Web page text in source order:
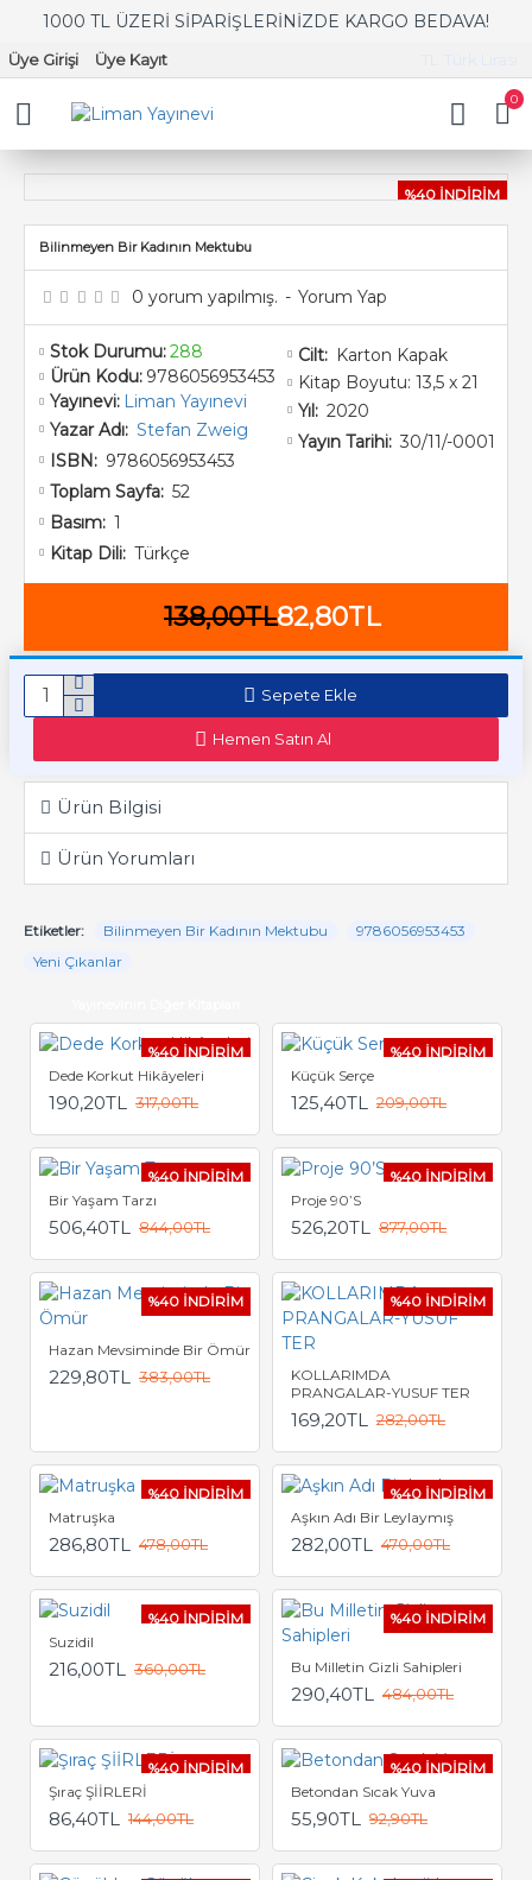
1000 TL ÜZERİ SİPARİŞLERİNİZDE KARGO BEDAVA!
Üye Girişi Üye Kayıt
0
%40 İNDİRİM
Bilinmeyen Bir Kadının Mektubu
Stok Durumu:288
Ürün Kodu: 9786056953453
Yayınevi: Liman Yayınevi
Yazar Adı: Stefan Zweig
ISBN: 9786056953453
Toplam Sayfa: 52
Basım: 1
Kitap Dili: Türkçe
Cilt: Karton Kapak
Kitap Boyutu: 13,5 x 21
Yıl: 2020
Yayın Tarihi: 30/11/-0001
0 yorum yapılmış. - Yorum Yap
82,80TL
138,00TL
Sepete Ekle
Hemen Satın Al
Ürün Bilgisi
Ürün Yorumları
Etiketler: Bilinmeyen Bir Kadının Mektubu
9786056953453
Yeni Çıkanlar
%40 İNDİRİM
Dede Korkut Hikâyeleri
190,20TL 317,00TL
%40 İNDİRİM
Küçük Serçe
125,40TL 209,00TL
%40 İNDİRİM
Bir Yaşam Tarzı
506,40TL 844,00TL
%40 İNDİRİM
Proje 90’S
526,20TL 877,00TL
%40 İNDİRİM
Hazan Mevsiminde Bir Ömür
229,80TL 383,00TL
%40 İNDİRİM
KOLLARIMDA
PRANGALAR-YUSUF TER
169,20TL 282,00TL
%40 İNDİRİM
Matruşka
286,80TL 478,00TL
%40 İNDİRİM
Aşkın Adı Bir Leylaymış
282,00TL 470,00TL
%40 İNDİRİM
Suzidil
216,00TL 360,00TL
%40 İNDİRİM
Bu Milletin Gizli Sahipleri
290,40TL 484,00TL
%40 İNDİRİM
Şıraç ŞİİRLERİ
86,40TL 144,00TL
%40 İNDİRİM
Betondan Sıcak Yuva
55,90TL 92,90TL